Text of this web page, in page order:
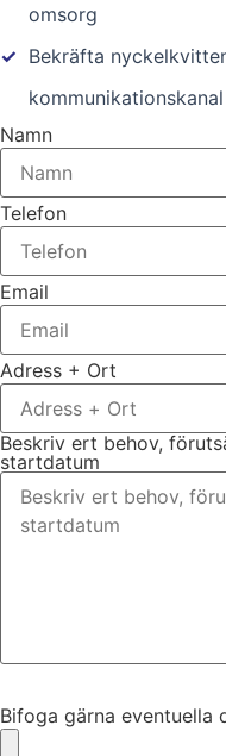
omsorg
✓ Bekräfta
kommunikationskanal
Namn
Telefon
Email
Adress + Ort
Beskriv ert behov,
startdatum
Bifoga gärna eventuella